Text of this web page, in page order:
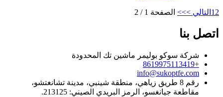
12 التالي >>> الصفحة 1 / 2
اتصل بنا
شركة سوكو بوليمر ماشين تك المحدودة
+8619975113419
info@sukoptfe.com
رقم 8 طريق زياهي، منطقة شينبي، مدينة تشانغتشو،
مقاطعة جيانغسو، الرمز البريدي الصيني: 213125.